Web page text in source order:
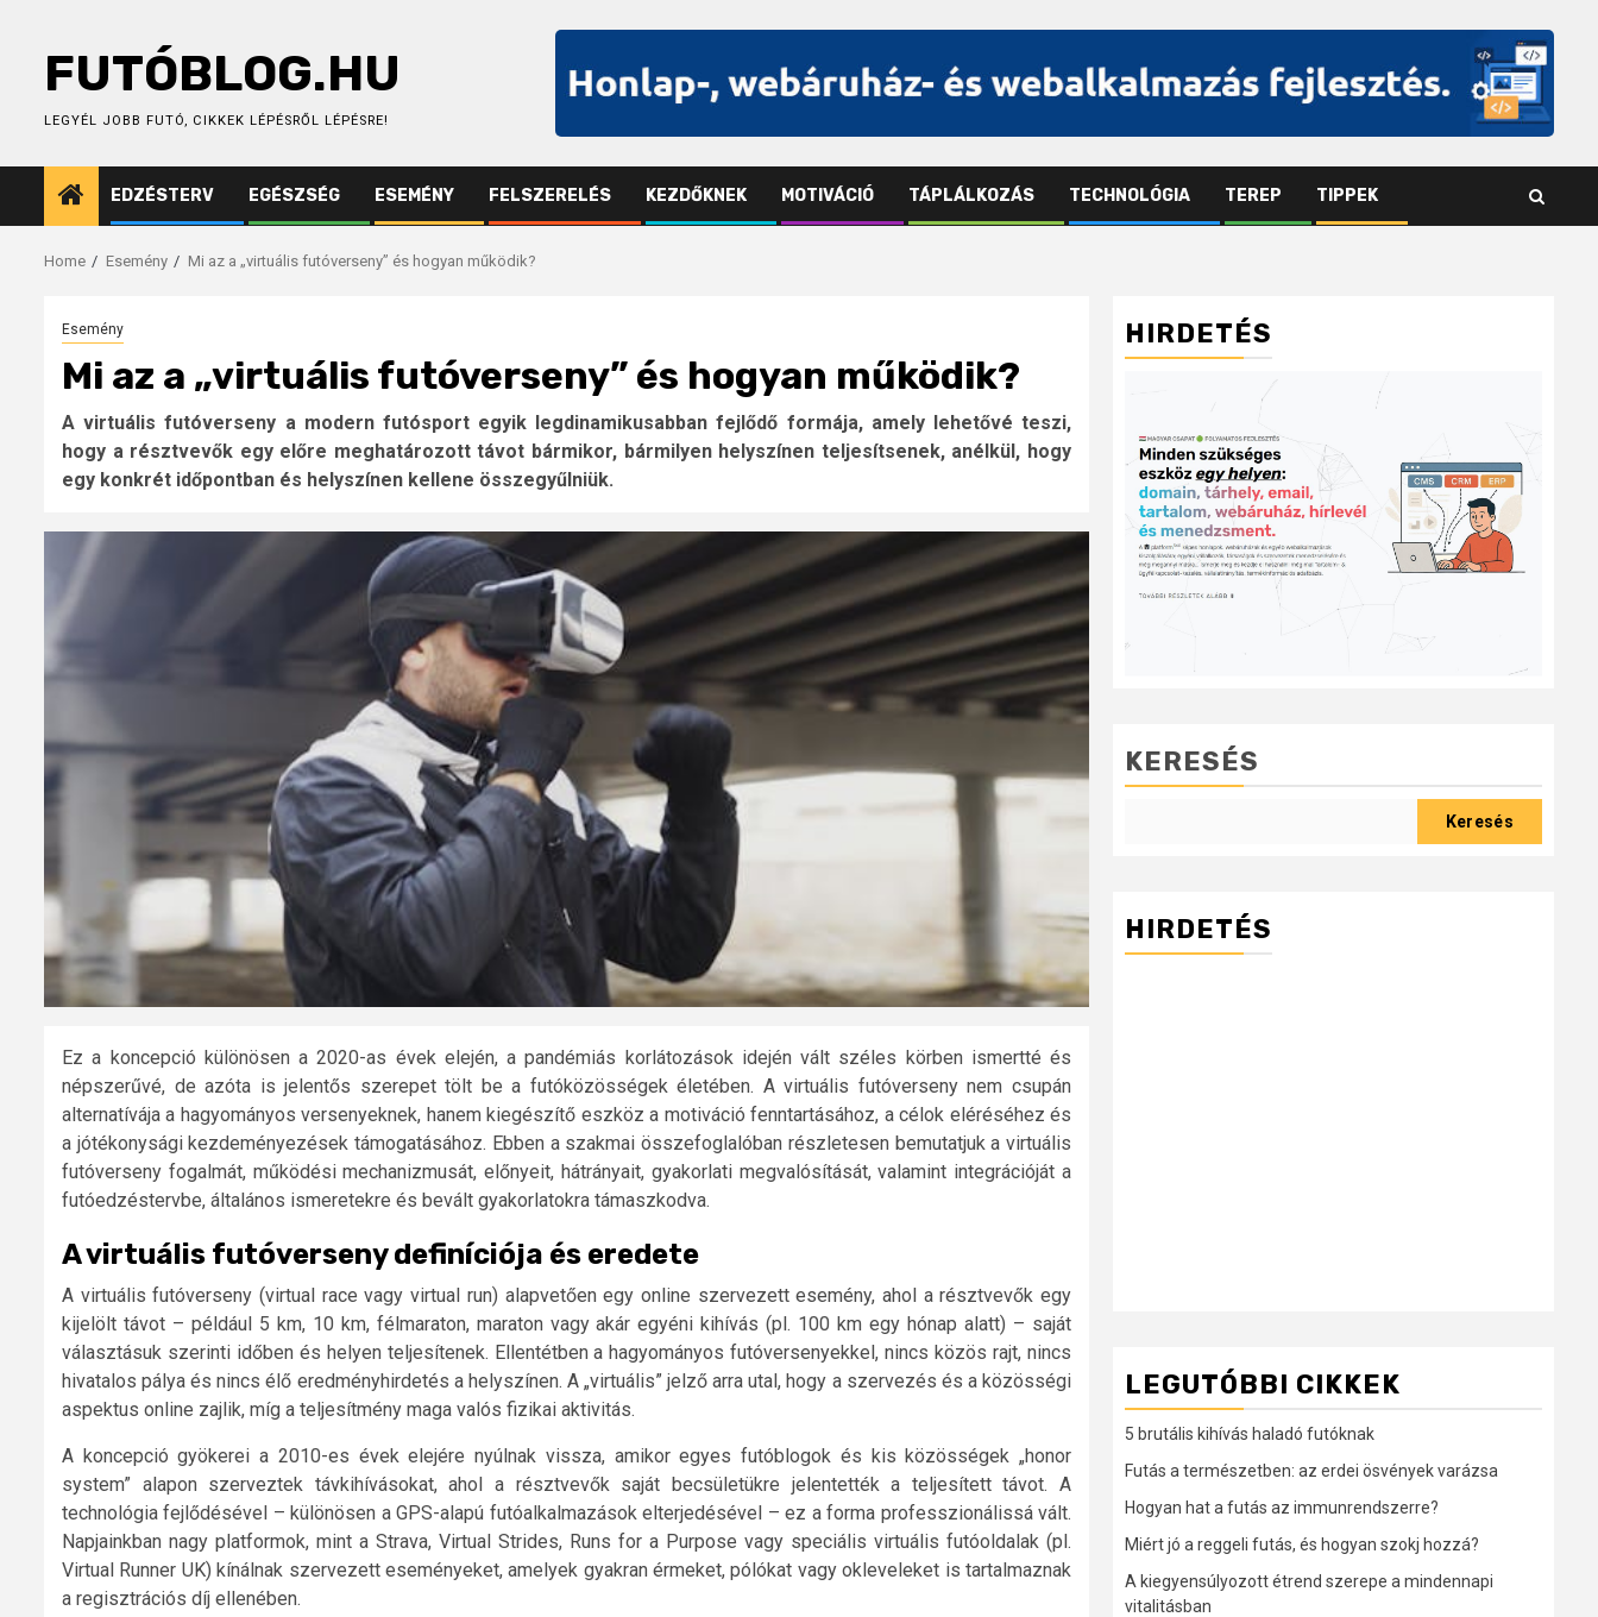
contentFUTÓBLOG.HU
LEGYÉL JOBB FUTÓ, CIKKEK LÉPÉSRŐL LÉPÉSRE!
EDZÉSTERV EGÉSZSÉG ESEMÉNY FELSZERELÉS KEZDŐKNEK MOTIVÁCIÓ TÁPLÁLKOZÁS TECHNOLÓGIA TEREP TIPPEK
Home Esemény Mi az a „virtuális futóverseny” és hogyan működik?
Esemény
Mi az a „virtuális futóverseny” és hogyan működik?
A virtuális futóverseny a modern futósport egyik legdinamikusabban fejlődő formája, amely lehetővé teszi,
hogy a résztvevők egy előre meghatározott távot bármikor, bármilyen helyszínen teljesítsenek, anélkül, hogy
egy konkrét időpontban és helyszínen kellene összegyűlniük.
Ez a koncepció különösen a 2020-as évek elején, a pandémiás korlátozások idején vált széles körben ismertté és
népszerűvé, de azóta is jelentős szerepet tölt be a futóközösségek életében. A virtuális futóverseny nem csupán
alternatívája a hagyományos versenyeknek, hanem kiegészítő eszköz a motiváció fenntartásához, a célok eléréséhez és
a jótékonysági kezdeményezések támogatásához. Ebben a szakmai összefoglalóban részletesen bemutatjuk a virtuális
futóverseny fogalmát, működési mechanizmusát, előnyeit, hátrányait, gyakorlati megvalósítását, valamint integrációját a
futóedzéstervbe, általános ismeretekre és bevált gyakorlatokra támaszkodva.
A virtuális futóverseny definíciója és eredete
A virtuális futóverseny (virtual race vagy virtual run) alapvetően egy online szervezett esemény, ahol a résztvevők egy
kijelölt távot – például 5 km, 10 km, félmaraton, maraton vagy akár egyéni kihívás (pl. 100 km egy hónap alatt) – saját
választásuk szerinti időben és helyen teljesítenek. Ellentétben a hagyományos futóversenyekkel, nincs közös rajt, nincs
hivatalos pálya és nincs élő eredményhirdetés a helyszínen. A „virtuális” jelző arra utal, hogy a szervezés és a közösségi
aspektus online zajlik, míg a teljesítmény maga valós fizikai aktivitás.
A koncepció gyökerei a 2010-es évek elejére nyúlnak vissza, amikor egyes futóblogok és kis közösségek „honor
system” alapon szerveztek távkihívásokat, ahol a résztvevők saját becsületükre jelentették a teljesített távot. A
technológia fejlődésével – különösen a GPS-alapú futóalkalmazások elterjedésével – ez a forma professzionálissá vált.
Napjainkban nagy platformok, mint a Strava, Virtual Strides, Runs for a Purpose vagy speciális virtuális futóoldalak (pl.
Virtual Runner UK) kínálnak szervezett eseményeket, amelyek gyakran érmeket, pólókat vagy okleveleket is tartalmaznak
a regisztrációs díj ellenében.
HIRDETÉS
KERESÉS
Keresés
HIRDETÉS
LEGUTÓBBI CIKKEK
5 brutális kihívás haladó futóknak
Futás a természetben: az erdei ösvények varázsa
Hogyan hat a futás az immunrendszerre?
Miért jó a reggeli futás, és hogyan szokj hozzá?
A kiegyensúlyozott étrend szerepe a mindennapi
vitalitásban